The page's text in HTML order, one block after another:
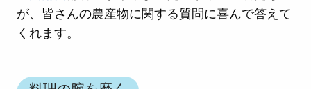
が、皆さんの農産物に関する質問に喜んで答えて
くれます。